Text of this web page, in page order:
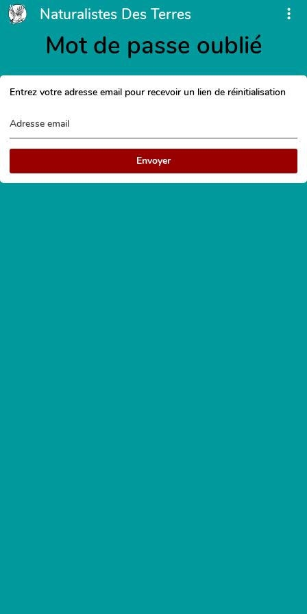
Naturalistes Des Terres
Mot de passe oublié
Entrez votre adresse email pour recevoir un lien de réinitialisation
Adresse email
Envoyer